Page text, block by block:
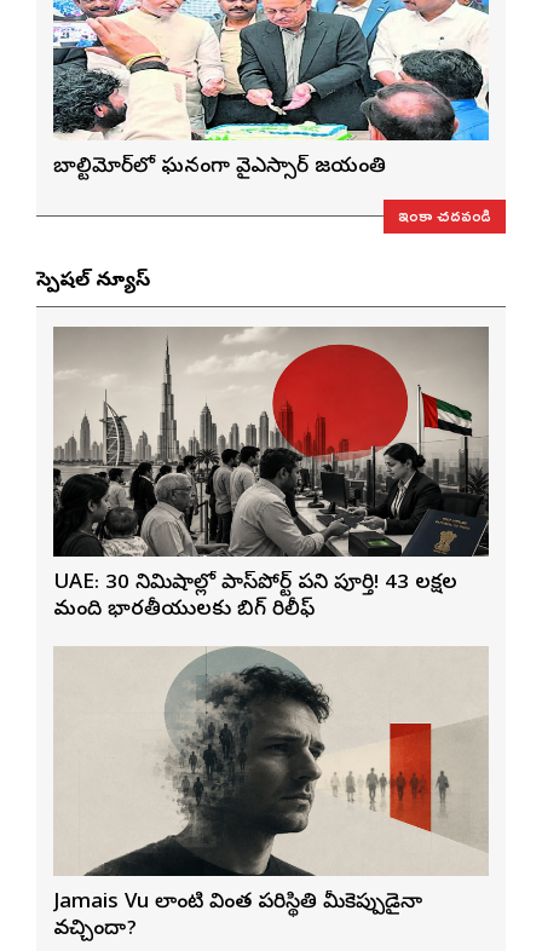
బాల్టిమోర్‌లో ఘనంగా వైఎస్సార్‌ జయంతి
ఇంకా చదవండి
స్పెషల్ న్యూస్
UAE: 30 నిమిషాల్లో పాస్‌పోర్ట్ పని పూర్తి! 43 లక్షల
మంది భారతీయులకు బిగ్ రిలీఫ్
Jamais Vu లాంటి వింత పరిస్థితి మీకెప్పుడైనా
వచ్చిందా?